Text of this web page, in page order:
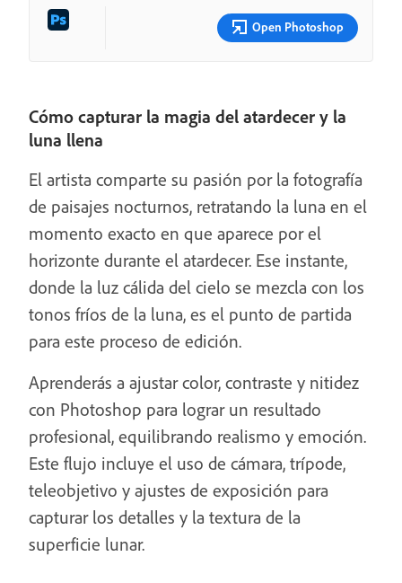
Open Photoshop
Cómo capturar la magia del atardecer y la
luna llena
El artista comparte su pasión por la fotografía
de paisajes nocturnos, retratando la luna en el
momento exacto en que aparece por el
horizonte durante el atardecer. Ese instante,
donde la luz cálida del cielo se mezcla con los
tonos fríos de la luna, es el punto de partida
para este proceso de edición.
Aprenderás a ajustar color, contraste y nitidez
con Photoshop para lograr un resultado
profesional, equilibrando realismo y emoción.
Este flujo incluye el uso de cámara, trípode,
teleobjetivo y ajustes de exposición para
capturar los detalles y la textura de la
superficie lunar.